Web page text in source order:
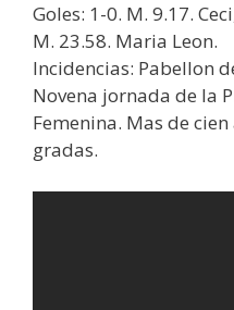
Goles: 1-0. M. 9.17.
M. 23.58. Maria Leon.
Incidencias: Pabellon
Novena jornada de la
Femenina. Mas de
gradas.